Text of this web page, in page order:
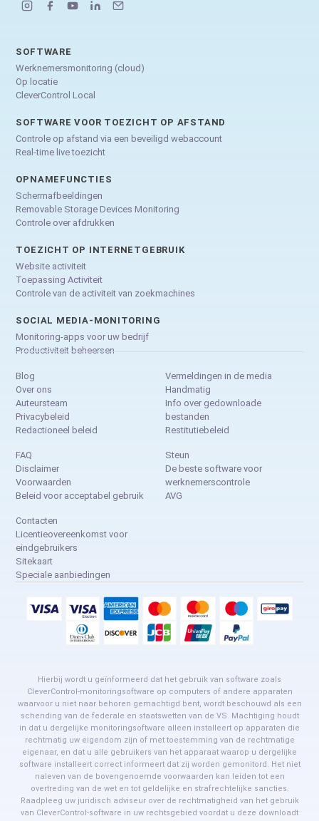
SOFTWARE
Werknemersmonitoring (cloud)
Op locatie
CleverControl Local
SOFTWARE VOOR TOEZICHT OP AFSTAND
Controle op afstand via een beveiligd webaccount
Real-time live toezicht
OPNAMEFUNCTIES
Schermafbeeldingen
Removable Storage Devices Monitoring
Controle over afdrukken
TOEZICHT OP INTERNETGEBRUIK
Website activiteit
Toepassing Activiteit
Controle van de activiteit van zoekmachines
SOCIAL MEDIA-MONITORING
Monitoring-apps voor uw bedrijf
Productiviteit beheersen
Blog
Over ons
Auteursteam
Privacybeleid
Redactioneel beleid
Vermeldingen in de media
Handmatig
Info over gedownloade
bestanden
Restitutiebeleid
FAQ
Disclaimer
Voorwaarden
Beleid voor acceptabel gebruik
Steun
De beste software voor
werknemerscontrole
AVG
Contacten
Licentieovereenkomst voor
eindgebruikers
Sitekaart
Speciale aanbiedingen
Hierbij wordt u geïnformeerd dat het gebruik van software zoals
CleverControl-monitoringsoftware op computers of andere apparaten
waarvoor u niet naar behoren gemachtigd bent, wordt beschouwd als een
schending van de federale en staatswetten van de VS. Machtiging houdt
in dat u dergelijke monitoringsoftware alleen installeert op apparaten die
rechtmatig uw eigendom zijn of met toestemming van de rechtmatige
eigenaar, en dat u alle gebruikers van het apparaat waarop u dergelijke
software installeert correct informeert dat zij worden gemonitord. Het niet
naleven van de bovengenoemde voorwaarden kan leiden tot een
overtreding van de wet en tot geldelijke en strafrechtelijke sancties.
Raadpleeg uw juridisch adviseur over de rechtmatigheid van het gebruik
van CleverControl-software in uw rechtsgebied voordat u deze downloadt